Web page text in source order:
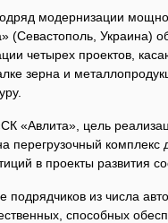
модернизации
(Севастополь, Украина)
четырех проектов,
зерна и
«Авлита», цель
перегрузочный комплекс
в проекты развития
подрядчиков из числа
способных